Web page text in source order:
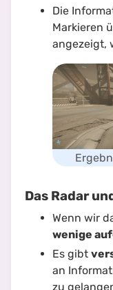
Die
Markieren
angezeigt,
Das Radar
Wenn wir
wenige
Es gibt
an
zu